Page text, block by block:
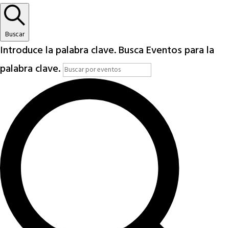
Buscar
Introduce la palabra clave. Busca Eventos para la
palabra clave.